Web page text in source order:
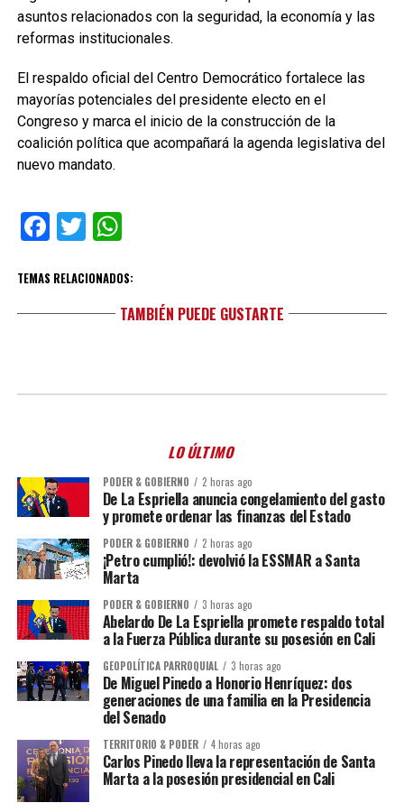
asuntos relacionados con la seguridad, la economía y las
reformas institucionales.
El respaldo oficial del Centro Democrático fortalece las
mayorías potenciales del presidente electo en el
Congreso y marca el inicio de la construcción de la
coalición política que acompañará la agenda legislativa del
nuevo mandato.
Facebook
TwitterWhatsApp
TEMAS RELACIONADOS:
TAMBIÉN PUEDE GUSTARTE
LO ÚLTIMO
PODER & GOBIERNO 2 horas ago
De La Espriella anuncia congelamiento del gasto
y promete ordenar las finanzas del Estado
PODER & GOBIERNO 2 horas ago
¡Petro cumplió!: devolvió la ESSMAR a Santa
Marta
PODER & GOBIERNO 3 horas ago
Abelardo De La Espriella promete respaldo total
a la Fuerza Pública durante su posesión en Cali
GEOPOLÍTICA PARROQUIAL 3 horas ago
De Miguel Pinedo a Honorio Henríquez: dos
generaciones de una familia en la Presidencia
del Senado
TERRITORIO & PODER 4 horas ago
Carlos Pinedo lleva la representación de Santa
Marta a la posesión presidencial en Cali